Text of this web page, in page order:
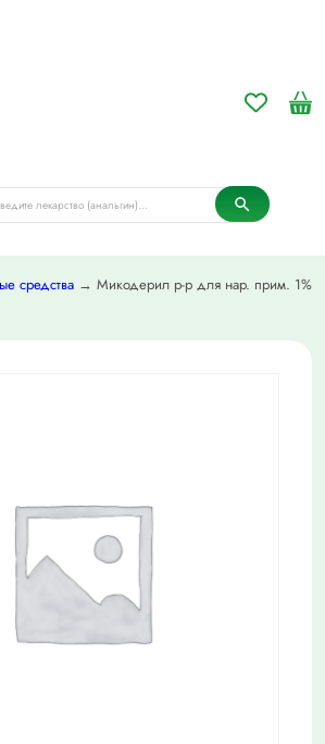
средства → Микодерил р-р для нар. прим. 1%